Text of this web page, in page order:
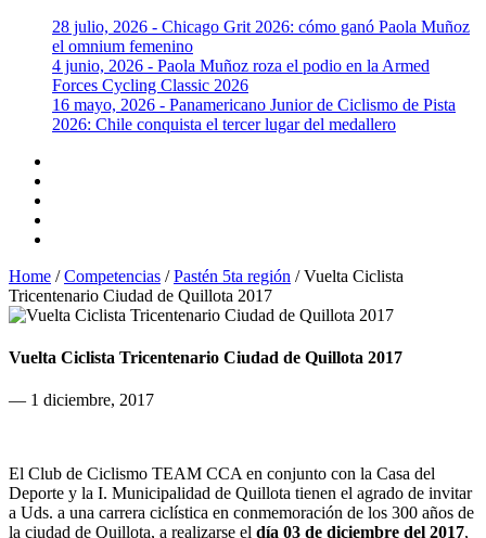
CiclismoLaboral
28 julio, 2026 - Chicago Grit 2026: cómo ganó Paola Muñoz
el omnium femenino
4 junio, 2026 - Paola Muñoz roza el podio en la Armed
Forces Cycling Classic 2026
16 mayo, 2026 - Panamericano Junior de Ciclismo de Pista
2026: Chile conquista el tercer lugar del medallero
Home /Competencias /Pastén 5ta región /Vuelta Ciclista
Tricentenario Ciudad de Quillota 2017
Vuelta Ciclista Tricentenario Ciudad de Quillota 2017
— 1 diciembre, 2017
El Club de Ciclismo TEAM CCA en conjunto con la Casa del
Deporte y la I. Municipalidad de Quillota tienen el agrado de invitar
a Uds. a una carrera ciclística en conmemoración de los 300 años de
la ciudad de Quillota, a realizarse el día 03 de diciembre del 2017,